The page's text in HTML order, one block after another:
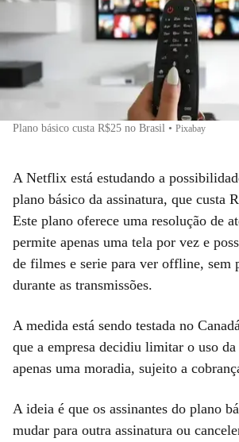
Plano básico custa R$25 no Brasil • Pixabay
A Netflix está estudando a
plano básico da assinatura, que custa
Este plano oferece uma resolução de
permite apenas uma tela por vez e
de filmes e serie para ver offline, sem
durante as transmissões.
A medida está sendo testada no
que a empresa decidiu limitar o uso
apenas uma moradia, sujeito a
A ideia é que os assinantes do plano
mudar para outra assinatura ou